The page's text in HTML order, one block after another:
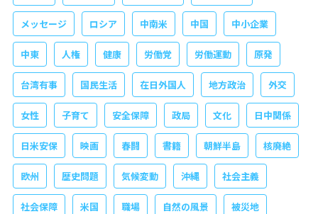
メッセージ ロシア 中南米 中国 中小企業
中東 人権 健康 労働党 労働運動 原発
台湾有事 国民生活 在日外国人 地方政治 外交
女性 子育て 安全保障 政局 文化 日中関係
日米安保 映画 春闘 書籍 朝鮮半島 核廃絶
欧州 歴史問題 気候変動 沖縄 社会主義
社会保障 米国 職場 自然の風景 被災地